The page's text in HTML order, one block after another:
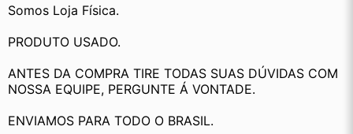
Somos Loja Física.
PRODUTO USADO.
ANTES DA COMPRA TIRE TODAS SUAS DÚVIDAS COM
NOSSA EQUIPE, PERGUNTE Á VONTADE.
ENVIAMOS PARA TODO O BRASIL.